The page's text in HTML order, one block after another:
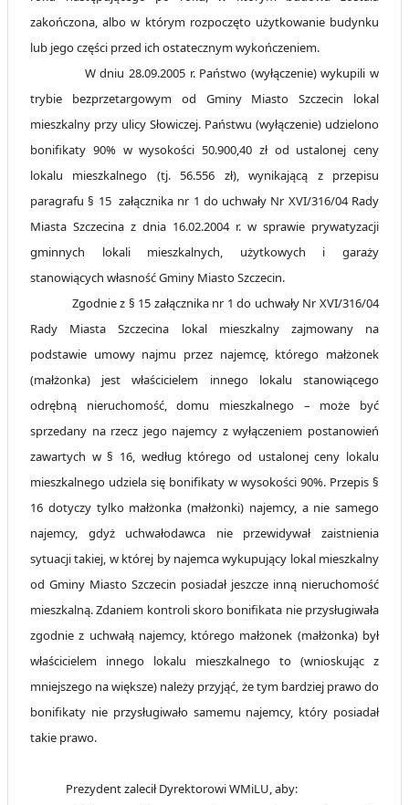
zakończona, albo w którym rozpoczęto użytkowanie budynku
lub jego części przed ich ostatecznym wykończeniem.
W dniu 28.09.2005 r. Państwo (wyłączenie) wykupili w
trybie bezprzetargowym od Gminy Miasto Szczecin lokal
mieszkalny przy ulicy Słowiczej. Państwu (wyłączenie) udzielono
bonifikaty 90% w wysokości 50.900,40 zł od ustalonej ceny
lokalu mieszkalnego (tj. 56.556 zł), wynikającą z przepisu
paragrafu § 15 załącznika nr 1 do uchwały Nr XVI/316/04 Rady
Miasta Szczecina z dnia 16.02.2004 r. w sprawie prywatyzacji
gminnych lokali mieszkalnych, użytkowych i garaży
stanowiących własność Gminy Miasto Szczecin.
Zgodnie z § 15 załącznika nr 1 do uchwały Nr XVI/316/04
Rady Miasta Szczecina lokal mieszkalny zajmowany na
podstawie umowy najmu przez najemcę, którego małżonek
(małżonka) jest właścicielem innego lokalu stanowiącego
odrębną nieruchomość, domu mieszkalnego – może być
sprzedany na rzecz jego najemcy z wyłączeniem postanowień
zawartych w § 16, według którego od ustalonej ceny lokalu
mieszkalnego udziela się bonifikaty w wysokości 90%. Przepis §
16 dotyczy tylko małżonka (małżonki) najemcy, a nie samego
najemcy, gdyż uchwałodawca nie przewidywał zaistnienia
sytuacji takiej, w której by najemca wykupujący lokal mieszkalny
od Gminy Miasto Szczecin posiadał jeszcze inną nieruchomość
mieszkalną. Zdaniem kontroli skoro bonifikata nie przysługiwała
zgodnie z uchwałą najemcy, którego małżonek (małżonka) był
właścicielem innego lokalu mieszkalnego to (wnioskując z
mniejszego na większe) należy przyjąć, że tym bardziej prawo do
bonifikaty nie przysługiwało samemu najemcy, który posiadał
takie prawo.
Prezydent zalecił Dyrektorowi WMiLU, aby: